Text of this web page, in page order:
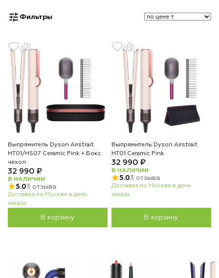
Фильтры
Выпрямитель Dyson Airstrait
HT01/HS07 Ceramic Pink + Бокс
чехол
32 990 ₽
В НАЛИЧИИ
5.03 отзыва
Доставка по Москве в день
заказа.
В корзину
Выпрямитель Dyson Airstrait
HT01 Ceramic Pink
32 990 ₽
В НАЛИЧИИ
5.03 отзыва
Доставка по Москве в день
заказа.
В корзину